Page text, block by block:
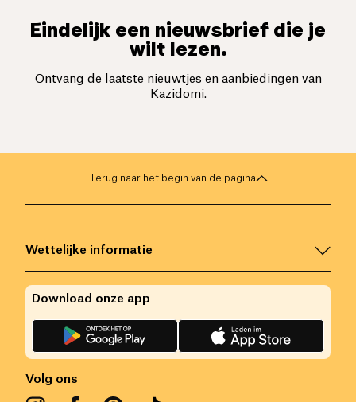
Eindelijk een nieuwsbrief die je
wilt lezen.
Ontvang de laatste nieuwtjes en aanbiedingen van
Kazidomi.
Terug naar het begin van de pagina
Wettelijke informatie
Volg ons
Download onze app